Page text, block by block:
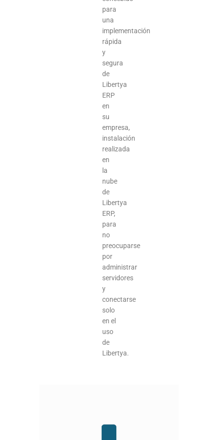
para
una
implementación
rápida
y
segura
de
Libertya
ERP
en
su
empresa,
instalación
realizada
en
la
nube
de
Libertya
ERP,
para
no
preocuparse
por
administrar
servidores
y
conectarse
solo
en el
uso
de
Libertya.